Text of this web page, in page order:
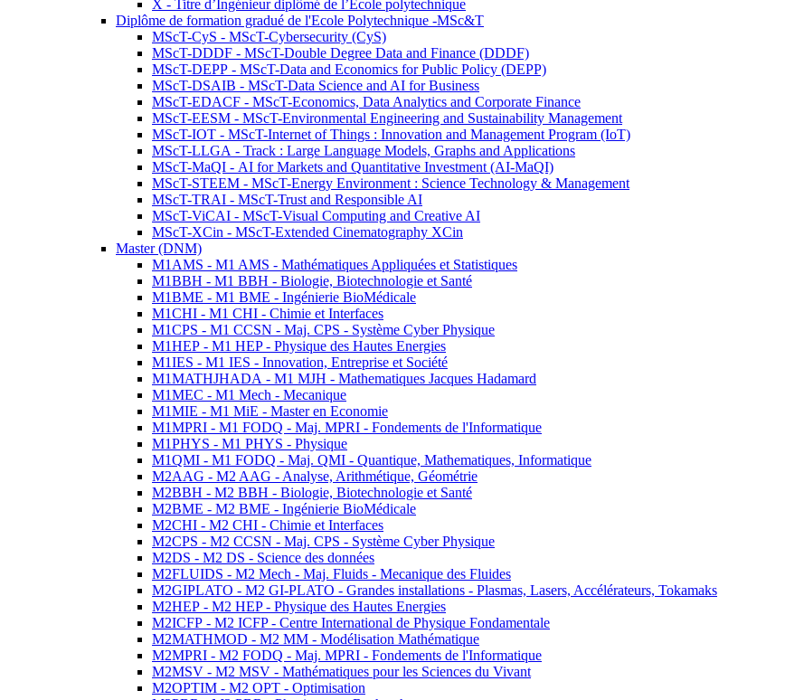
X - Titre d’Ingénieur diplômé de l’École polytechnique
Diplôme de formation gradué de l'Ecole Polytechnique -MSc&T
MScT-CyS - MScT-Cybersecurity (CyS)
MScT-DDDF - MScT-Double Degree Data and Finance (DDDF)
MScT-DEPP - MScT-Data and Economics for Public Policy (DEPP)
MScT-DSAIB - MScT-Data Science and AI for Business
MScT-EDACF - MScT-Economics, Data Analytics and Corporate Finance
MScT-EESM - MScT-Environmental Engineering and Sustainability Management
MScT-IOT - MScT-Internet of Things : Innovation and Management Program (IoT)
MScT-LLGA - Track : Large Language Models, Graphs and Applications
MScT-MaQI - AI for Markets and Quantitative Investment (AI-MaQI)
MScT-STEEM - MScT-Energy Environment : Science Technology & Management
MScT-TRAI - MScT-Trust and Responsible AI
MScT-ViCAI - MScT-Visual Computing and Creative AI
MScT-XCin - MScT-Extended Cinematography XCin
Master (DNM)
M1AMS - M1 AMS - Mathématiques Appliquées et Statistiques
M1BBH - M1 BBH - Biologie, Biotechnologie et Santé
M1BME - M1 BME - Ingénierie BioMédicale
M1CHI - M1 CHI - Chimie et Interfaces
M1CPS - M1 CCSN - Maj. CPS - Système Cyber Physique
M1HEP - M1 HEP - Physique des Hautes Energies
M1IES - M1 IES - Innovation, Entreprise et Société
M1MATHJHADA - M1 MJH - Mathematiques Jacques Hadamard
M1MEC - M1 Mech - Mecanique
M1MIE - M1 MiE - Master en Economie
M1MPRI - M1 FODQ - Maj. MPRI - Fondements de l'Informatique
M1PHYS - M1 PHYS - Physique
M1QMI - M1 FODQ - Maj. QMI - Quantique, Mathematiques, Informatique
M2AAG - M2 AAG - Analyse, Arithmétique, Géométrie
M2BBH - M2 BBH - Biologie, Biotechnologie et Santé
M2BME - M2 BME - Ingénierie BioMédicale
M2CHI - M2 CHI - Chimie et Interfaces
M2CPS - M2 CCSN - Maj. CPS - Système Cyber Physique
M2DS - M2 DS - Science des données
M2FLUIDS - M2 Mech - Maj. Fluids - Mecanique des Fluides
M2GIPLATO - M2 GI-PLATO - Grandes installations - Plasmas, Lasers, Accélérateurs, Tokamaks
M2HEP - M2 HEP - Physique des Hautes Energies
M2ICFP - M2 ICFP - Centre International de Physique Fondamentale
M2MATHMOD - M2 MM - Modélisation Mathématique
M2MPRI - M2 FODQ - Maj. MPRI - Fondements de l'Informatique
M2MSV - M2 MSV - Mathématiques pour les Sciences du Vivant
M2OPTIM - M2 OPT - Optimisation